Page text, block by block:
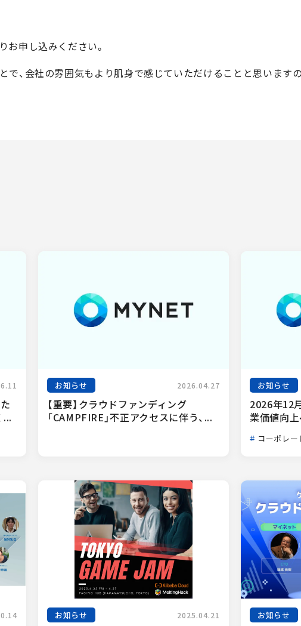
お申し込みください。
、会社の雰囲気もより肌身で感じていただけることと思いますの
...
お知らせ 2026.04.27
【重要】クラウドファンディング
「CAMPFIRE」不正アクセスに伴う、...
お知らせ
2026年12
業価値向
コーポレー
お知らせ 2025.04.21 お知らせ